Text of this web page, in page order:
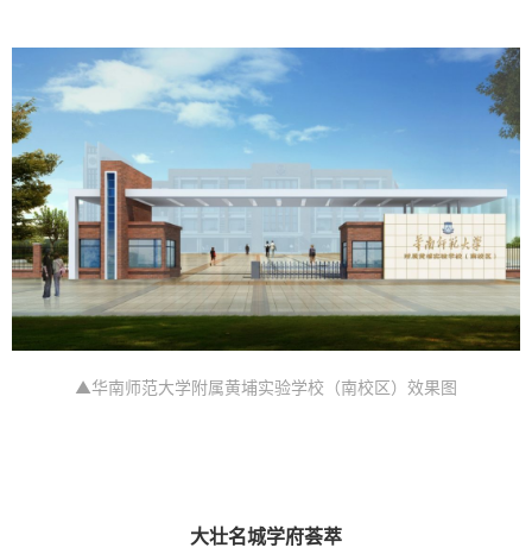
▲华南师范大学附属黄埔实验学校（南校区）效果图
大壮名城学府荟萃